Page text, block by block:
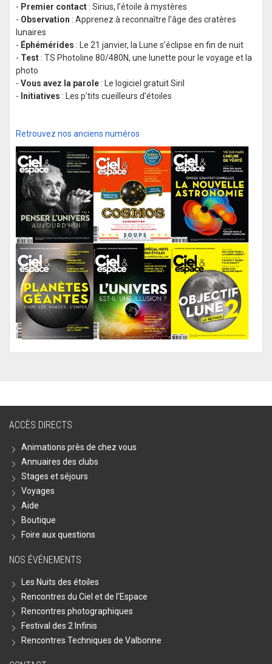
- Premier contact : Sirius, l’étoile à mystères
- Observation : Apprenez à reconnaître l’âge des cratères
lunaires
- Éphémérides : Le 21 janvier, la Lune s’éclipse en fin de nuit
- Test : TS Photoline 80/480N, une lunette pour le voyage et la
photo
- Vous avez la parole : Le logiciel gratuit Siril
- Initiatives : Les p’tits cueilleurs d’étoiles
Retrouvez nos anciens numéros
ACCÈS DIRECTS
Animations près de chez vous
Annuaires des clubs
Stages et séjours
Voyages
Aide
Boutique
Foire aux questions
NOS ÉVÉNEMENTS
Les Nuits des étoiles
Rencontres du Ciel et de l'Espace
Rencontres photographiques
Festival des 2 Infinis
Rencontres Techniques de Valbonne